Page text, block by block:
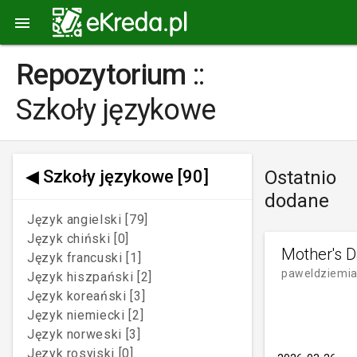

Repozytorium ::
Szkoły językowe
◀ Szkoły językowe [90]
Język angielski [79]
Język chiński [0]
Język francuski [1]
Język hiszpański [2]
Język koreański [3]
Język niemiecki [2]
Język norweski [3]
Język rosyjski [0]
Ostatnio
dodane
Mother's